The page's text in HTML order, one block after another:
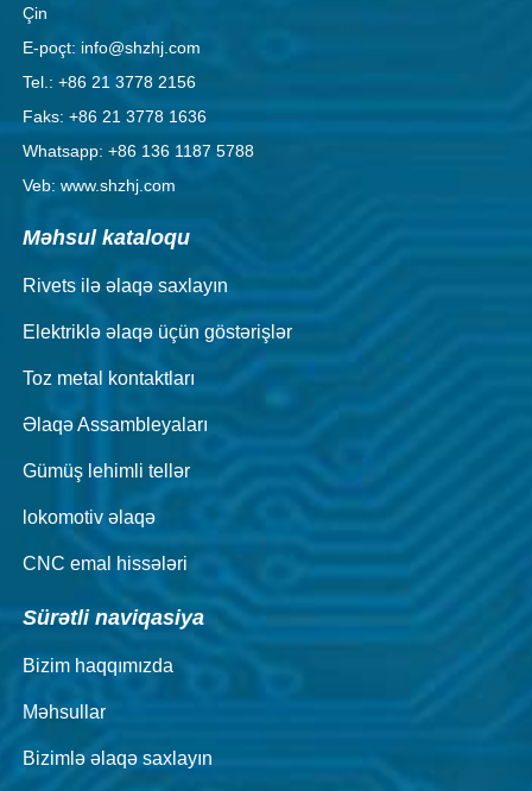
Çin
E-poçt: info@shzhj.com
Tel.: +86 21 3778 2156
Faks: +86 21 3778 1636
Whatsapp: +86 136 1187 5788
Veb: www.shzhj.com
Məhsul kataloqu
Rivets ilə əlaqə saxlayın
Elektriklə əlaqə üçün göstərişlər
Toz metal kontaktları
Əlaqə Assambleyaları
Gümüş lehimli tellər
lokomotiv əlaqə
CNC emal hissələri
Sürətli naviqasiya
Bizim haqqımızda
Məhsullar
Bizimlə əlaqə saxlayın